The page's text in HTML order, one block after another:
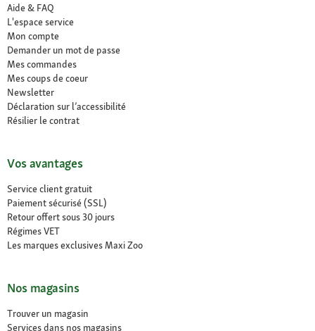
Aide & FAQ
L'espace service
Mon compte
Demander un mot de passe
Mes commandes
Mes coups de coeur
Newsletter
Déclaration sur l’accessibilité
Résilier le contrat
Vos avantages
Service client gratuit
Paiement sécurisé (SSL)
Retour offert sous 30 jours
Régimes VET
Les marques exclusives Maxi Zoo
Nos magasins
Trouver un magasin
Services dans nos magasins